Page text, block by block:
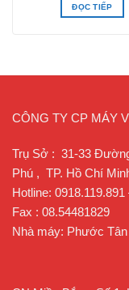
ĐỌC TIẾP
CÔNG TY CP MÁY
Trụ Sở : 31-33
Phú , TP. Hồ Chí
Hotline:
Fax : 08.54481829
Nhà máy: Phước